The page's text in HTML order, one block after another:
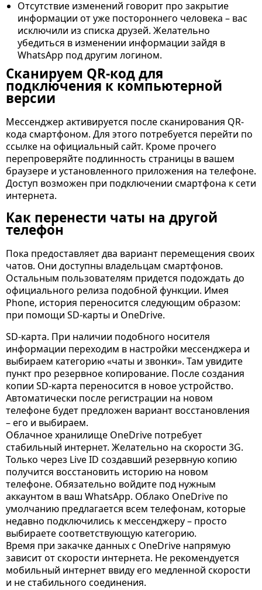
Отсутствие изменений говорит про закрытие
информации от уже постороннего человека – вас
исключили из списка друзей. Желательно
убедиться в изменении информации зайдя в
WhatsApp под другим логином.
Сканируем QR-код для
подключения к компьютерной
версии
Мессенджер активируется после сканирования QR-
кода смартфоном. Для этого потребуется перейти по
ссылке на официальный сайт. Кроме прочего
перепроверяйте подлинность страницы в вашем
браузере и установленного приложения на телефоне.
Доступ возможен при подключении смартфона к сети
интернета.
Как перенести чаты на другой
телефон
Пока предоставляет два вариант перемещения своих
чатов. Они доступны владельцам смартфонов.
Остальным пользователям придется подождать до
официального релиза подобной функции. Имея
Phone, история переносится следующим образом:
при помощи SD-карты и OneDrive.
SD-карта. При наличии подобного носителя
информации переходим в настройки мессенджера и
выбираем категорию «чаты и звонки». Там увидите
пункт про резервное копирование. После создания
копии SD-карта переносится в новое устройство.
Автоматически после регистрации на новом
телефоне будет предложен вариант восстановления
– его и выбираем.
Облачное хранилище OneDrive потребует
стабильный интернет. Желательно на скорости 3G.
Только через Live ID создавший резервную копию
получится восстановить историю на новом
телефоне. Обязательно войдите под нужным
аккаунтом в ваш WhatsApp. Облако OneDrive по
умолчанию предлагается всем телефонам, которые
недавно подключились к мессенджеру – просто
выбираете соответствующую категорию.
Время при закачке данных с OneDrive напрямую
зависит от скорости интернета. Не рекомендуется
мобильный интернет ввиду его медленной скорости
и не стабильного соединения.